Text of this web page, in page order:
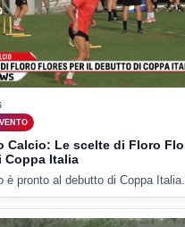
Calcio: Le scelte di Floro
Coppa Italia
è pronto al debutto di Coppa